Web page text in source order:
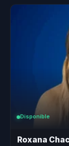
Disponible
Roxana